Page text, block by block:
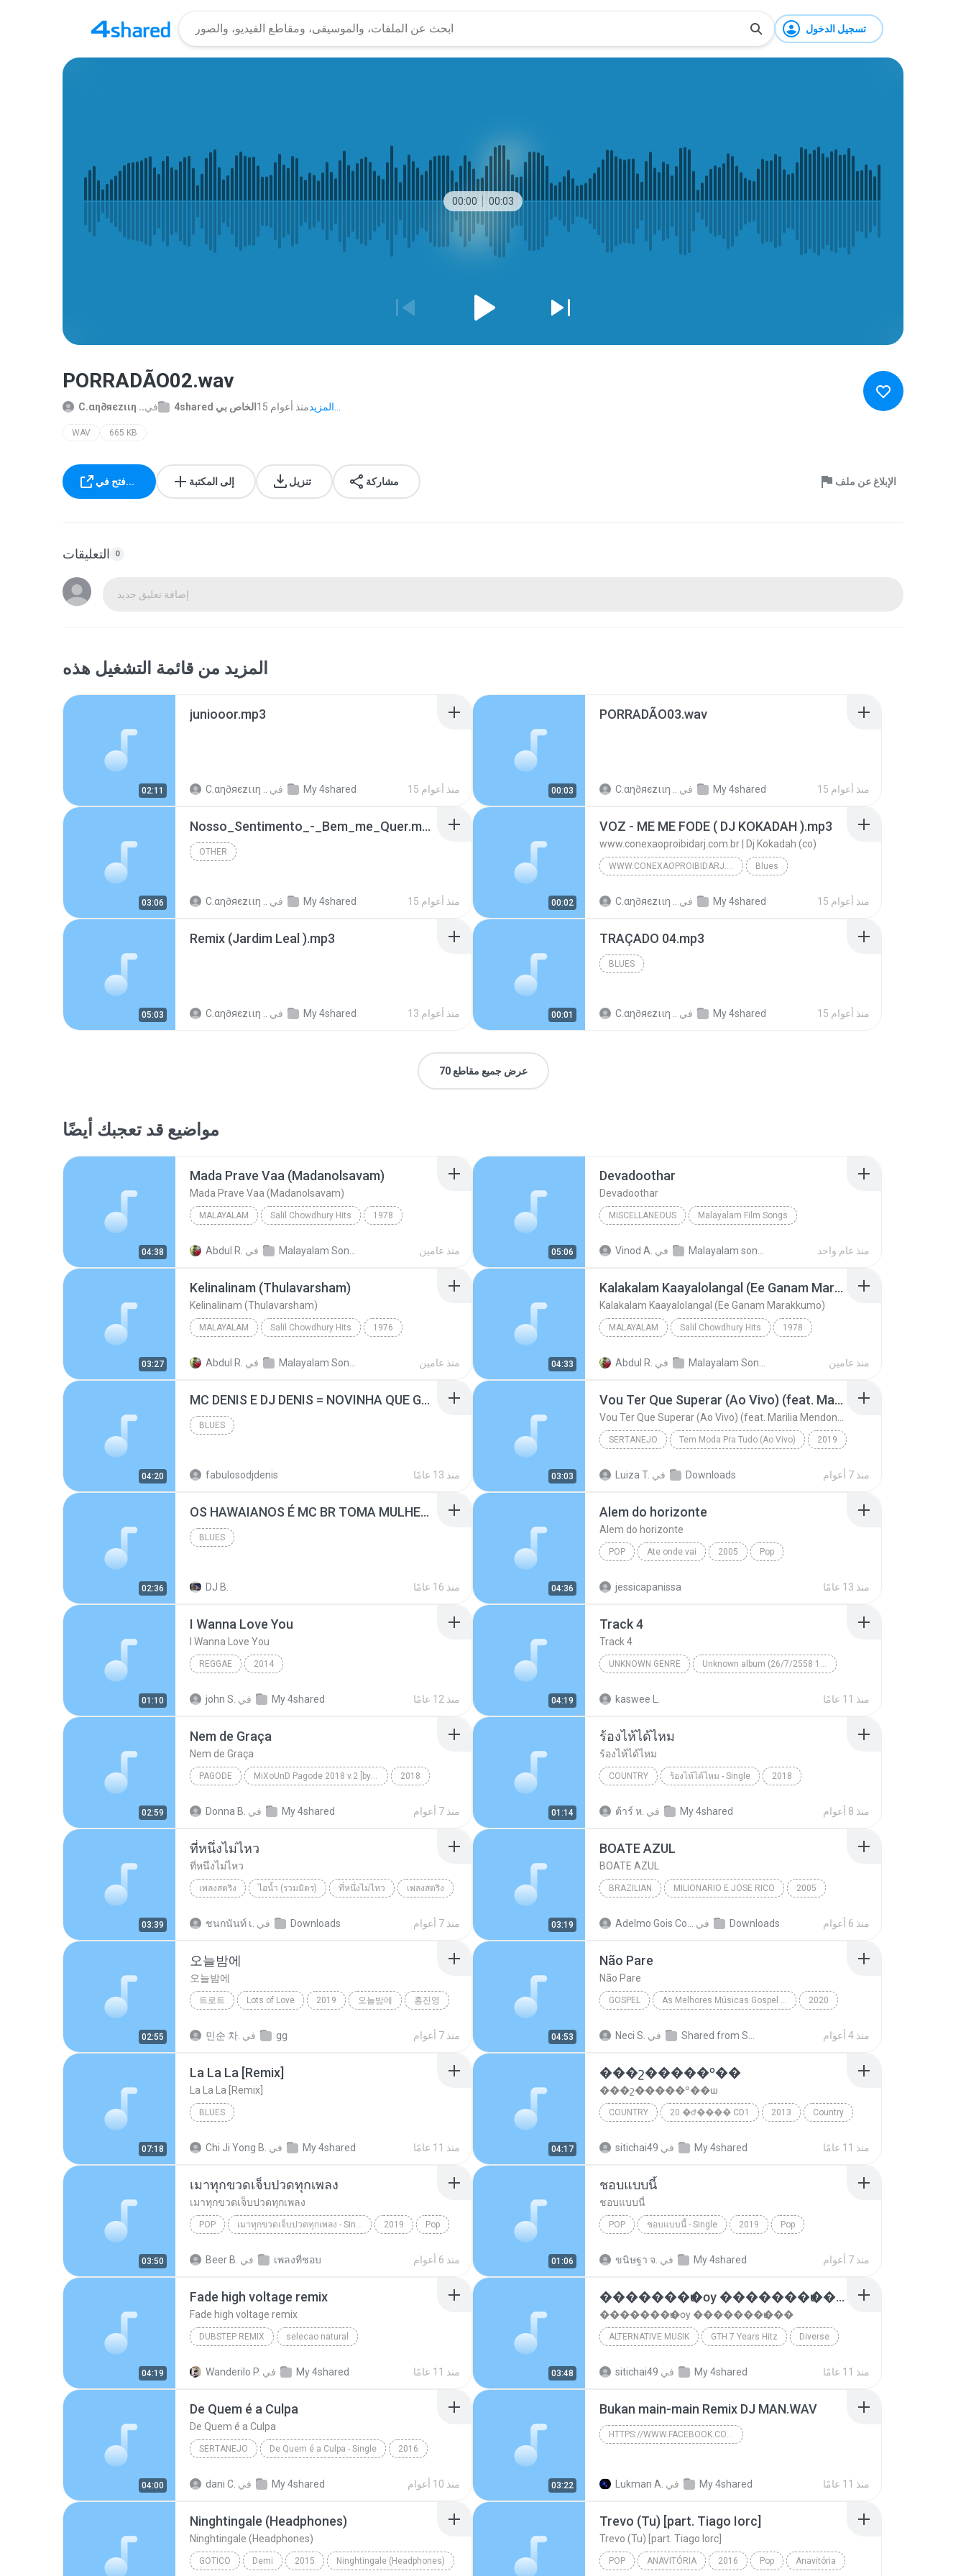
تسجيل الدخول
00:00 00:03
PORRADÃO02.wav
C.αη∂яєzιιη ..في 4shared الخاص بي 15 منذ أعوام
WAV 665 KB
فتح في... إلى المكتبة تنزيل مشاركة الإبلاغ عن ملف
التعليقات 0
إضافة تعليق جديد
المزيد من قائمة التشغيل هذه
02:11
juniooor.mp3
C.αη∂яєzιιη .. في My 4shared 15 منذ أعوام 00:03
PORRADÃO03.wav
C.αη∂яєzιιη .. في My 4shared 15 منذ أعوام
03:06
Nosso_Sentimento_-_Bem_me_Quer.mp3
OTHER
C.αη∂яєzιιη .. في My 4shared 15 منذ أعوام 00:02
VOZ - ME ME FODE ( DJ KOKADAH ).mp3
www.conexaoproibidarj.com.br | Dj Kokadah (co)
WWW.CONEXAOPROIBIDARJ.COM.BR | DJ KOKADAH (CO) Blues
C.αη∂яєzιιη .. في My 4shared 15 منذ أعوام
05:03
Remix (Jardim Leal ).mp3
C.αη∂яєzιιη .. في My 4shared 13 منذ أعوام 00:01
TRAÇADO 04.mp3
BLUES
C.αη∂яєzιιη .. في My 4shared 15 منذ أعوام
عرض جميع مقاطع 70
مواضيع قد تعجبك أيضًا
04:38
Mada Prave Vaa (Madanolsavam)
Mada Prave Vaa (Madanolsavam)
MALAYALAM Salil Chowdhury Hits 1978
Abdul R. في منذ عامين 05:06
Devadoothar
Devadoothar
MISCELLANEOUS Malayalam Film Songs
Vinod A. في منذ عام واحد
03:27
Kelinalinam (Thulavarsham)
Kelinalinam (Thulavarsham)
MALAYALAM Salil Chowdhury Hits 1976
Abdul R. في منذ عامين 04:33
Kalakalam Kaayalolangal (Ee Ganam Marakkumo)
Kalakalam Kaayalolangal (Ee Ganam Marakkumo)
MALAYALAM Salil Chowdhury Hits 1978
Abdul R. في منذ عامين
04:20
MC DENIS E DJ DENIS = NOVINHA QUE GOSTA DE DANÇAR.wav MUSIC MP3.mp3
BLUES
fabulosodjdenis منذ 13 عامًا 03:03
Vou Ter Que Superar (Ao Vivo) (feat. Marilia Mendonça)
SERTANEJO Tem Moda Pra Tudo (Ao Vivo) 2019
Luiza T. في Downloads منذ 7 أعوام
02:36
OS HAWAIANOS É MC BR TOMA MULHER DJ BEL E YURI MIX 2010.wav 2.mp3
BLUES
DJ B. منذ 16 عامًا 04:36
Alem do horizonte
Alem do horizonte
POP Ate onde vai 2005 Pop
jessicapanissa منذ 13 عامًا
01:10
I Wanna Love You
I Wanna Love You
REGGAE 2014
john S. في My 4shared منذ 12 عامًا 04:19
Track 4
Track 4
UNKNOWN GENRE Unknown album (26/7/2558 11:17:12)
kaswee L. منذ 11 عامًا
02:59
Nem de Graça
Nem de Graça
PAGODE MiXoUnD Pagode 2018 v.2 [by DJ PhaRRá] 2018
Donna B. في My 4shared منذ 7 أعوام 01:14
ร้องไห้ได้ไหม
ร้องไห้ได้ไหม
COUNTRY ร้องไห้ได้ไหม - Single 2018
ต้าร์ ห. في My 4shared منذ 8 أعوام
03:39
ที่หนึ่งไม่ไหว
ที่หนึ่งไม่ไหว
เพลงสตริง ไอน้ำ (รวมมิตร) ที่หนึ่งไม่ไหว เพลงสตริง
ชนกนันท์ เ. في Downloads منذ 7 أعوام 03:19
BOATE AZUL
BOATE AZUL
BRAZILIAN MILIONARIO E JOSE RICO 2005
في Downloads منذ 6 أعوام
02:55
오늘밤에
오늘밤에
트로트 Lots of Love 2019 오늘밤에 홍진영
민순 차. في gg منذ 7 أعوام 04:53
Não Pare
Não Pare
GOSPEL As Melhores Músicas Gospel 2020 2020
Neci S. في منذ 4 أعوام
07:18
La La La [Remix]
La La La [Remix]
BLUES
Chi Ji Yong B. في My 4shared منذ 11 عامًا 04:17
���շ�����º��ѡ
���շ�����º��ѡ
COUNTRY 20 �ժ���� CD1 2013 Country
sitichai49 في My 4shared منذ 11 عامًا
03:50
เมาทุกขวดเจ็บปวดทุกเพลง
เมาทุกขวดเจ็บปวดทุกเพลง
POP เมาทุกขวดเจ็บปวดทุกเพลง - Single 2019 Pop
Beer B. في เพลงที่ชอบ منذ 6 أعوام 01:06
ชอบแบบนี้
ชอบแบบนี้
POP ชอบแบบนี้ - Single 2019 Pop
ขนิษฐา จ. في My 4shared منذ 7 أعوام
04:19
Fade high voltage remix
Fade high voltage remix
DUBSTEP REMIX selecao natural
Wanderilo P. في My 4shared منذ 11 عامًا 03:48
�������ѡ�ѹ �������ѡ���
�������ѡ�ѹ �������ѡ���
ALTERNATIVE MUSIK GTH 7 Years Hitz Diverse
sitichai49 في My 4shared منذ 11 عامًا
04:00
De Quem é a Culpa
De Quem é a Culpa
SERTANEJO De Quem é a Culpa - Single 2016
dani C. في My 4shared منذ 10 أعوام 03:22
Bukan main-main Remix DJ MAN.WAV
HTTPS://WWW.FACEBOOK.COM/CTOS0107
https://www.facebook.com/CTos0107
Lukman A. في My 4shared منذ 11 عامًا
Ninghtingale (Headphones)
Ninghtingale (Headphones)
GOTICO Demi 2015 Ninghtingale (Headphones)
Trevo (Tu) [part. Tiago Iorc]
Trevo (Tu) [part. Tiago Iorc]
POP ANAVITÓRIA 2016 Pop Anavitória